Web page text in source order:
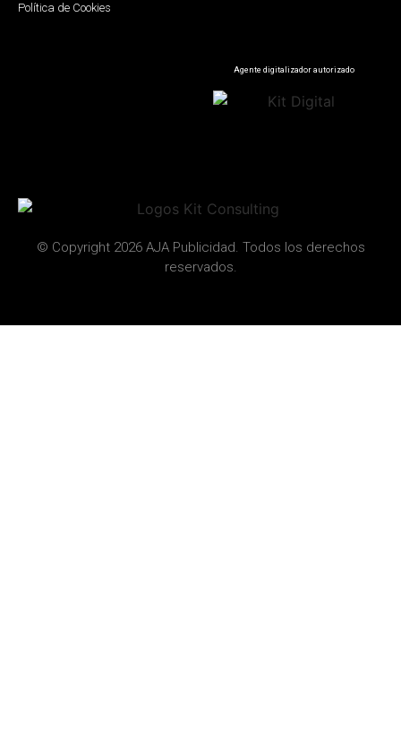
Política de Cookies
Agente digitalizador autorizado
© Copyright 2026 AJA Publicidad. Todos los derechos
reservados.